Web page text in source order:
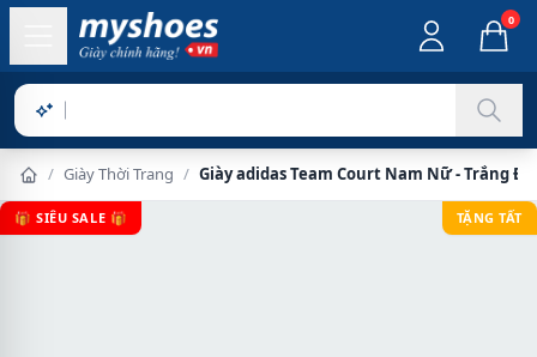
0
Sản phẩm
/ Giày Thời Trang / Giày adidas Team Court Nam Nữ - Trắng
🎁 SIÊU SALE 🎁 TẶNG TẤT